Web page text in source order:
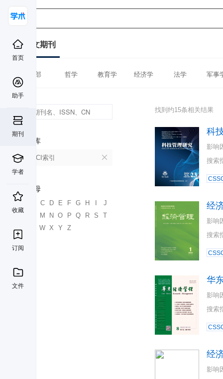
首页
助手
期刊
学者
收藏
订阅
文件
中文期刊
全部 哲学 教育学 经济学 法学 军事
数据库
CSSCI索引
首字母
C D E F G H
J
K
M N O P Q R S
T
W X Y Z
找到约15条相关结果
科
影响
搜索
经
影响
搜索
华
影响
搜索
经
影响